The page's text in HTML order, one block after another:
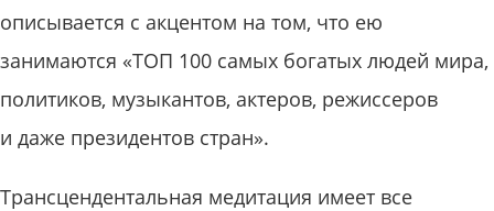
описывается с акцентом на том, что ею
занимаются «ТОП 100 самых богатых людей мира,
политиков, музыкантов, актеров, режиссеров
и даже президентов стран».
Трансцендентальная медитация имеет все